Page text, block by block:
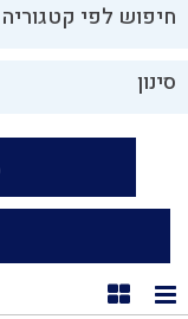
חיפוש לפי קטגוריה
סינון
תצוגת רשימה
תצוגת קוביות